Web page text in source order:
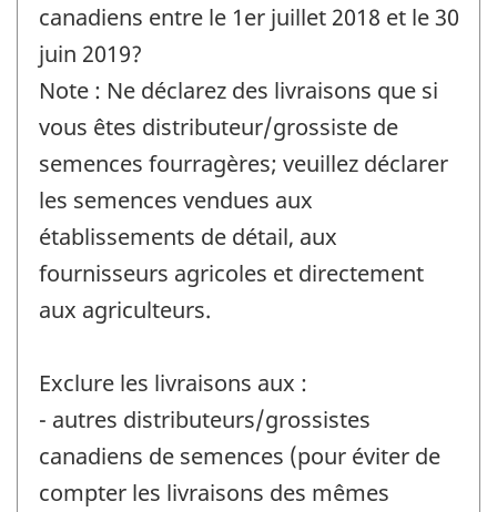
Identificateur
de
question
canadiens entre le 1er juillet 2018 et le 30
juin 2019?
Note : Ne déclarez des livraisons que si
vous êtes distributeur/grossiste de
semences fourragères; veuillez déclarer
les semences vendues aux
établissements de détail, aux
fournisseurs agricoles et directement
aux agriculteurs.
Exclure les livraisons aux :
- autres distributeurs/grossistes
canadiens de semences (pour éviter de
compter les livraisons des mêmes